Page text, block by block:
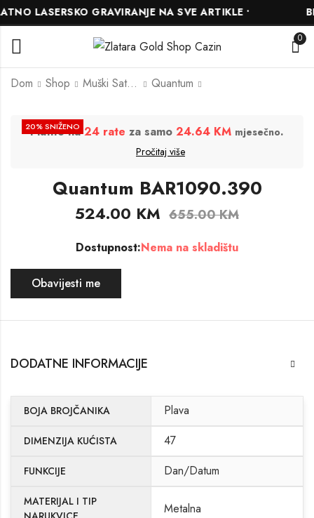
LASERSKO GRAVIRANJE NA SVE ARTIKLE •
0
Dom Shop Muški Satovi Quantum
Quantum
HNG859.654
Quantum
BAR1090.300
655.00KM
20% SNIŽENO
Platite na24 rate za samo 24.64 KM mjesečno.
Pročitaj više
Quantum BAR1090.390
524.00 KM 655.00KM
Dostupnost:Nema na skladištu
Obavijesti me
DODATNE INFORMACIJE
BOJA BROJČANIKA Plava
DIMENZIJA KUĆISTA 47
FUNKCIJE Dan/Datum
MATERIJAL I TIP
Metalna